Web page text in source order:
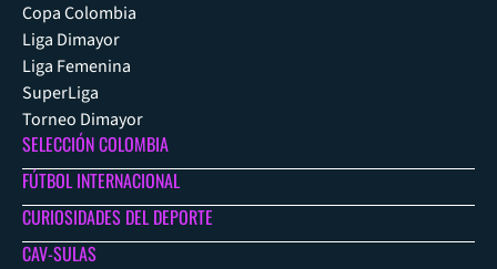
Copa Colombia
Liga Dimayor
Liga Femenina
SuperLiga
Torneo Dimayor
SELECCIÓN COLOMBIA
FÚTBOL INTERNACIONAL
CURIOSIDADES DEL DEPORTE
CAV-SULAS